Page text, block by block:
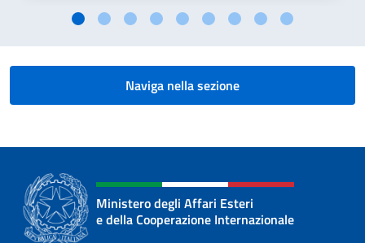
Naviga nella sezione
Ministero degli Affari Esteri
e della Cooperazione Internazionale